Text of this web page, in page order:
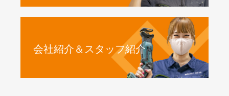
会社紹介＆スタッフ紹介